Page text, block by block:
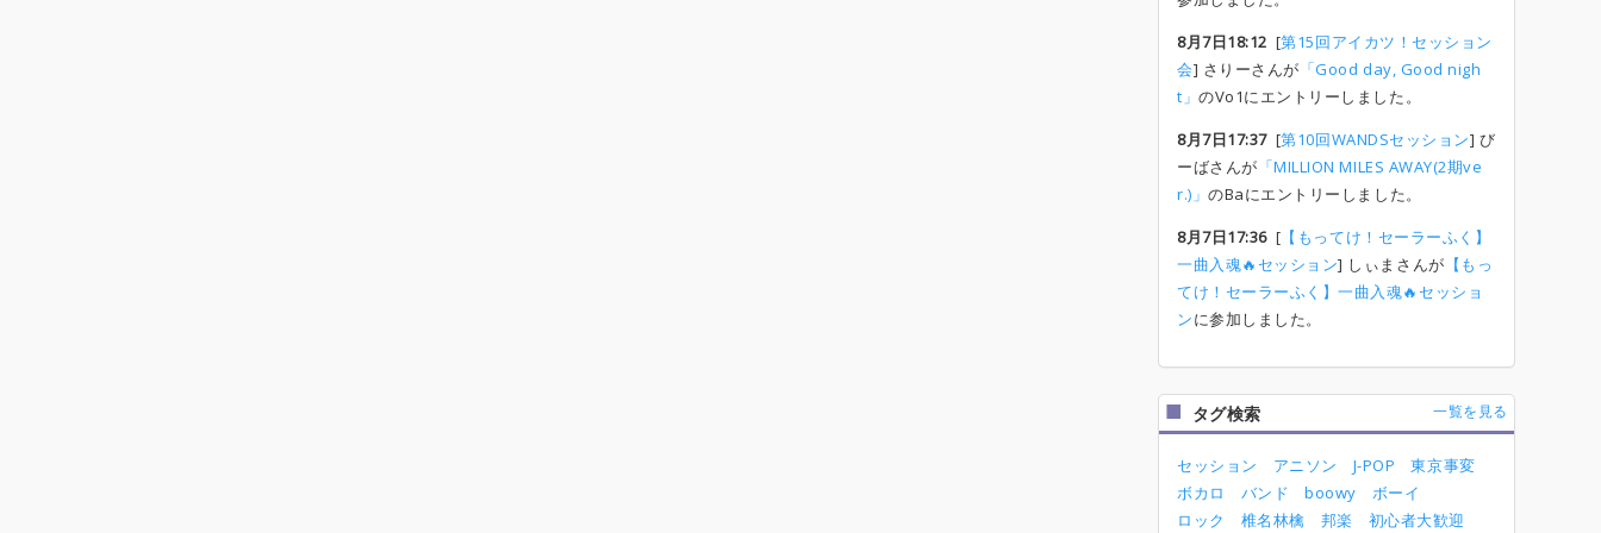
8月7日18:12 [第15回アイカツ！セッション
会] さりーさんが 「Good day, Good nigh
t」のVo1にエントリーしました。
8月7日17:37[第10回WANDSセッション] び
ーばさんが 「MILLION MILES AWAY(2期ve
r.)」のBaにエントリーしました。
8月7日17:36[ 【もってけ！セーラーふく】
一曲入魂🔥セッション] しぃまさんが 【もっ
てけ！セーラーふく】一曲入魂🔥セッショ
ンに参加しました。
タグ検索 一覧を見る
セッション アニソン J-POP
東京事変
ボカロ
バンド boowy
ボーイ
ロック
椎名林檎 邦楽 初心者大歓迎